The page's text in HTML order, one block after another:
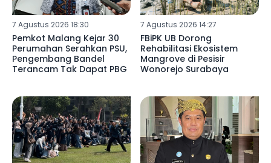
7 Agustus 2026 18:30
Pemkot Malang Kejar 30
Perumahan Serahkan PSU,
Pengembang Bandel
Terancam Tak Dapat PBG
7 Agustus 2026 14:27
FBiPK UB Dorong
Rehabilitasi Ekosistem
Mangrove di Pesisir
Wonorejo Surabaya